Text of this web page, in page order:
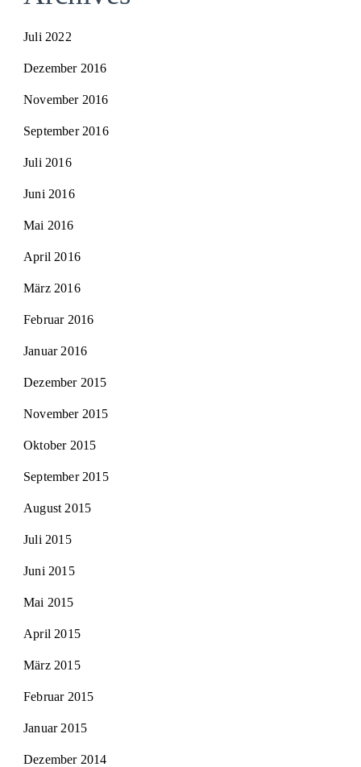
Juli 2022
Dezember 2016
November 2016
September 2016
Juli 2016
Juni 2016
Mai 2016
April 2016
März 2016
Februar 2016
Januar 2016
Dezember 2015
November 2015
Oktober 2015
September 2015
August 2015
Juli 2015
Juni 2015
Mai 2015
April 2015
März 2015
Februar 2015
Januar 2015
Dezember 2014